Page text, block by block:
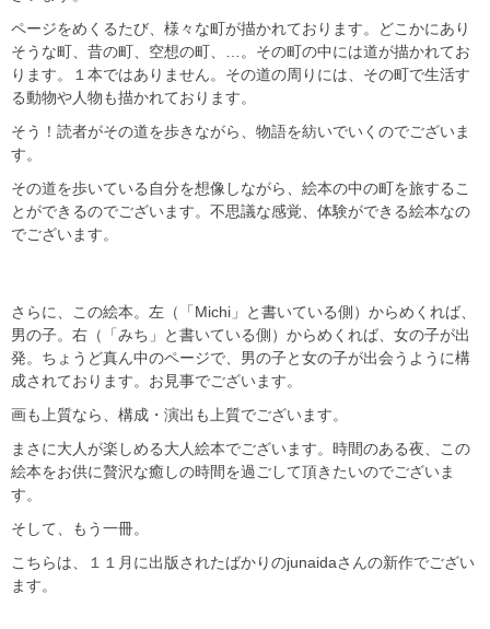
ページをめくるたび、様々な町が描かれております。どこかにあり
そうな町、昔の町、空想の町、…。その町の中には道が描かれてお
ります。１本ではありません。その道の周りには、その町で生活す
る動物や人物も描かれております。
そう！読者がその道を歩きながら、物語を紡いでいくのでございま
す。
その道を歩いている自分を想像しながら、絵本の中の町を旅するこ
とができるのでございます。不思議な感覚、体験ができる絵本なの
でございます。
さらに、この絵本。左（「Michi」と書いている側）からめくれば、
男の子。右（「みち」と書いている側）からめくれば、女の子が出
発。ちょうど真ん中のページで、男の子と女の子が出会うように構
成されております。お見事でございます。
画も上質なら、構成・演出も上質でございます。
まさに大人が楽しめる大人絵本でございます。時間のある夜、この
絵本をお供に贅沢な癒しの時間を過ごして頂きたいのでございま
す。
そして、もう一冊。
こちらは、１１月に出版されたばかりのjunaidaさんの新作でござい
ます。